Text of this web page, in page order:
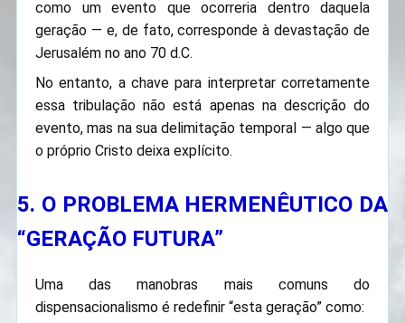
como um evento que ocorreria dentro daquela
geração — e, de fato, corresponde à devastação de
Jerusalém no ano 70 d.C.
No entanto, a chave para interpretar corretamente
essa tribulação não está apenas na descrição do
evento, mas na sua delimitação temporal — algo que
o próprio Cristo deixa explícito.
5. O PROBLEMA HERMENÊUTICO DA
“GERAÇÃO FUTURA”
Uma das manobras mais comuns do
dispensacionalismo é redefinir “esta geração” como: